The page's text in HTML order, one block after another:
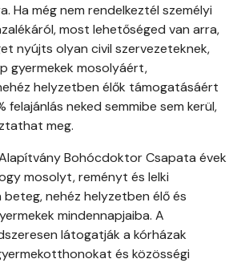
Ha még nem rendelkeztél személyi
most lehetőséged van arra,
nyújts olyan civil szervezeteknek,
gyermekek mosolyáért,
helyzetben élők támogatásáért
felajánlás neked semmibe sem kerül,
meg.
Bohócdoktor Csapata évek
mosolyt, reményt és lelki
nehéz helyzetben élő és
mindennapjaiba. A
látogatják a kórházak
és közösségi